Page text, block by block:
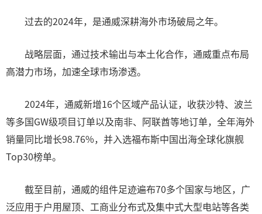
过去的2024年，是通威深耕海外市场破局之年。
战略层面，通过技术输出与本土化合作，通威重点布局
高潜力市场，加速全球市场渗透。
2024年，通威新增16个区域产品认证，收获沙特、波兰
等多国GW级项目订单以及南非、阿联酋等地订单，全年海外
销量同比增长98.76%，并入选福布斯中国出海全球化旗舰
Top30榜单。
截至目前，通威的组件足迹遍布70多个国家与地区，广
泛应用于户用屋顶、工商业分布式及集中式大型电站等各类